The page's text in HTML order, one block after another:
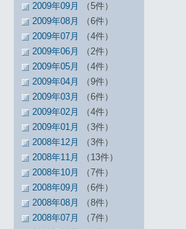
2009年09月
（5件）
2009年08月
（6件）
2009年07月
（4件）
2009年06月
（2件）
2009年05月
（4件）
2009年04月
（9件）
2009年03月
（6件）
2009年02月
（4件）
2009年01月
（3件）
2008年12月
（3件）
2008年11月
（13件）
2008年10月
（7件）
2008年09月
（6件）
2008年08月
（8件）
2008年07月
（7件）